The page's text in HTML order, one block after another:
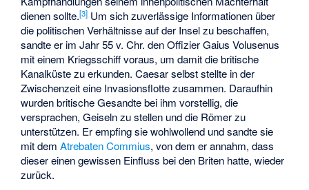
dienen sollte.[3] Um sich zuverlässige Informationen über
die politischen Verhältnisse auf der Insel zu beschaffen,
sandte er im Jahr 55 v. Chr. den OffizierGaius Volusenus
mit einem Kriegsschiff voraus, um damit die britische
Kanalküste zu erkunden. Caesar selbst stellte in der
Zwischenzeit eine Invasionsflotte zusammen. Daraufhin
wurden britische Gesandte bei ihm vorstellig, die
versprachen, Geiseln zu stellen und die Römer zu
unterstützen. Er empfing sie wohlwollend und sandte sie
mit demAtrebaten Commius, von dem er annahm, dass
dieser einen gewissen Einfluss bei den Briten hatte, wieder
zurück.